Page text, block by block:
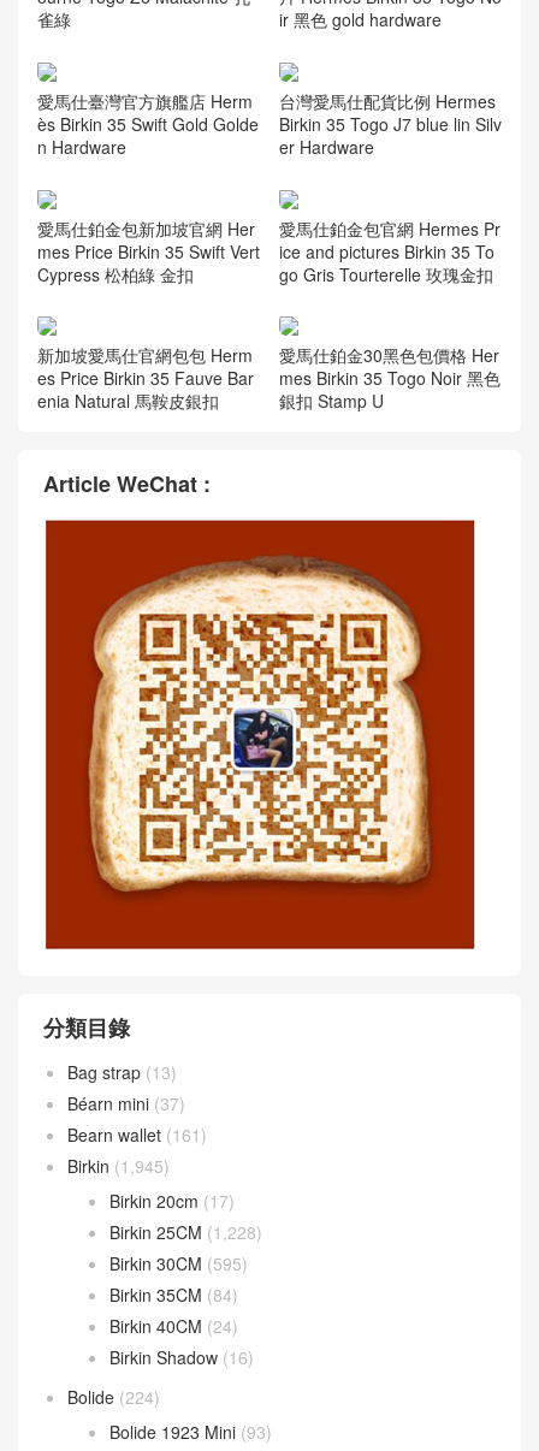
香港灣仔區愛馬仕鉑金包價格
Hermes Birkin 35cm 禦用原
廠HCP灣鱷 CK89黑色
Hermes Lindy 30CM Bag 禦
用原廠Togo小牛皮 CK37金棕
色全手工蠟線縫
愛馬仕 Hermes Birkin 35 Ret
ourne Togo Z6 Malachite 孔
雀綠
加拿大愛馬仕鉑金包價格與圖
片 Hermes Birkin 35 Togo No
ir 黑色 gold hardware
愛馬仕臺灣官方旗艦店 Herm
ès Birkin 35 Swift Gold Golde
n Hardware
台灣愛馬仕配貨比例 Hermes
Birkin 35 Togo J7 blue lin Silv
er Hardware
mes Price Birkin 35 Swift Vert
Cypress 松柏綠 金扣
新加坡愛馬仕官網包包 Herm
es Price Birkin 35 Fauve Bar
enia Natural 馬鞍皮銀扣
愛馬仕鉑金30黑色包價格 Her
mes Birkin 35 Togo Noir 黑色
銀扣 Stamp U
Article WeChat :
分類目錄
Bag strap(13)
Béarn mini(37)
Bearn wallet(161)
Birkin(1,945)
Birkin 20cm (17)